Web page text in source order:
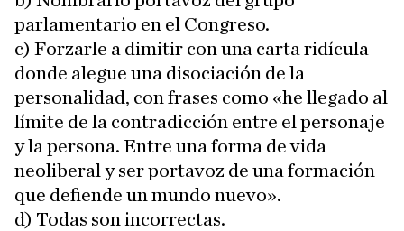
parlamentario en el Congreso.
c) Forzarle a dimitir con una carta ridícula
donde alegue una disociación de la
personalidad, con frases como «he llegado al
límite de la contradicción entre el personaje
y la persona. Entre una forma de vida
neoliberal y ser portavoz de una formación
que defiende un mundo nuevo».
d) Todas son incorrectas.